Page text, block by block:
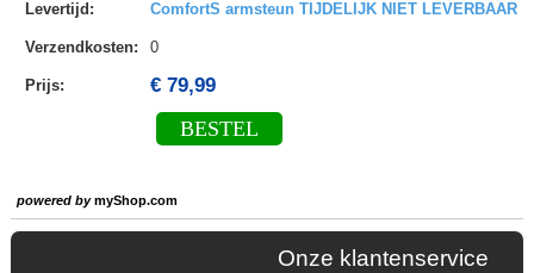
Levertijd : ComfortS armsteun TIJDELIJK NIET LEVERBAAR
Verzendkosten: 0
Prijs: € 79,99
BESTEL
powered bymyShop.com
Onze klantenservice